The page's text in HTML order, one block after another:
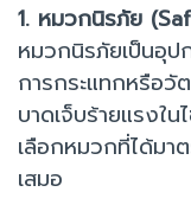
1. หมวกนิรภัย
หมวกนิรภัยเป็นอุ
การกระแทกหรือวั
บาดเจ็บร้ายแรงใ
เลือกหมวกที่ได้มา
เสมอ